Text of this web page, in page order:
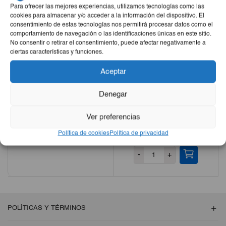
Para ofrecer las mejores experiencias, utilizamos tecnologías como las
cookies para almacenar y/o acceder a la información del dispositivo. El
consentimiento de estas tecnologías nos permitirá procesar datos como el
comportamiento de navegación o las identificaciones únicas en este sitio.
No consentir o retirar el consentimiento, puede afectar negativamente a
ciertas características y funciones.
Aceptar
Denegar
Ver preferencias
Política de cookiesPolítica de privacidad
Antideslizantes Diseño Osito
€3,75 €7,50
- +
POLÍTICAS Y TÉRMINOS